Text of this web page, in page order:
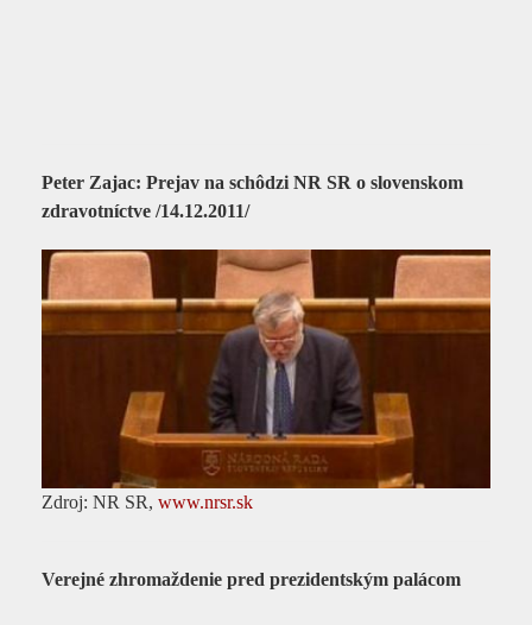
Peter Zajac: Prejav na schôdzi NR SR o slovenskom
zdravotníctve /14.12.2011/
Zdroj: NR SR, www.nrsr.sk
Verejné zhromaždenie pred prezidentským palácom